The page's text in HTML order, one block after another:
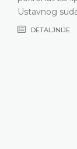
Ustavnog
DETALJNIJE